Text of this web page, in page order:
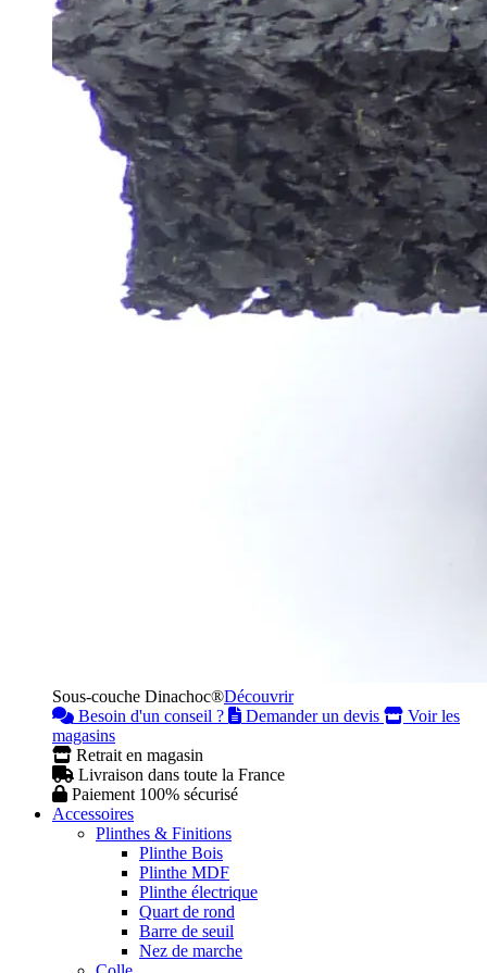
Sous-couche Dinachoc®Découvrir
Besoin d'un conseil ?
Demander un devis
Voir les
magasins
Retrait en magasin
Livraison dans toute la France
Paiement 100% sécurisé
Accessoires
Plinthes & Finitions
Plinthe Bois
Plinthe MDF
Plinthe électrique
Quart de rond
Barre de seuil
Nez de marche